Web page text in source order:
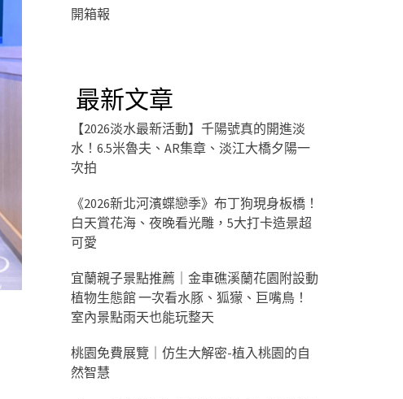
開箱報
最新文章
【2026淡水最新活動】千陽號真的開進淡
水！6.5米魯夫、AR集章、淡江大橋夕陽一
次拍
《2026新北河濱蝶戀季》布丁狗現身板橋！
白天賞花海、夜晚看光雕，5大打卡造景超
可愛
宜蘭親子景點推薦｜金車礁溪蘭花園附設動
植物生態館 一次看水豚、狐獴、巨嘴鳥！
室內景點雨天也能玩整天
桃園免費展覽｜仿生大解密-植入桃園的自
然智慧